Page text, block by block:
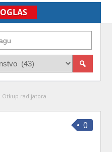
Otkup radijatora
0